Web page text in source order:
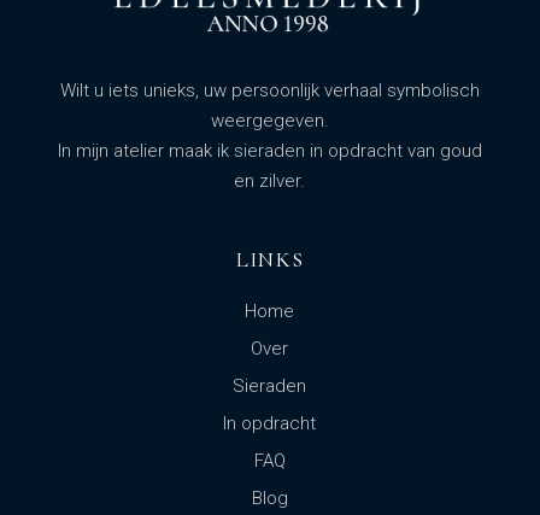
Wilt u iets unieks, uw persoonlijk verhaal symbolisch
weergegeven.
In mijn atelier maak ik sieraden in opdracht van goud
en zilver.
LINKS
Home
Over
Sieraden
In opdracht
FAQ
Blog